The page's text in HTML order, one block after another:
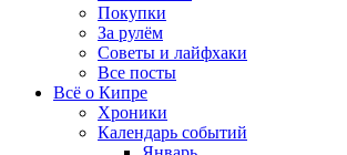
Покупки
За рулём
Советы и лайфхаки
Все посты
Всё о Кипре
Хроники
Календарь событий